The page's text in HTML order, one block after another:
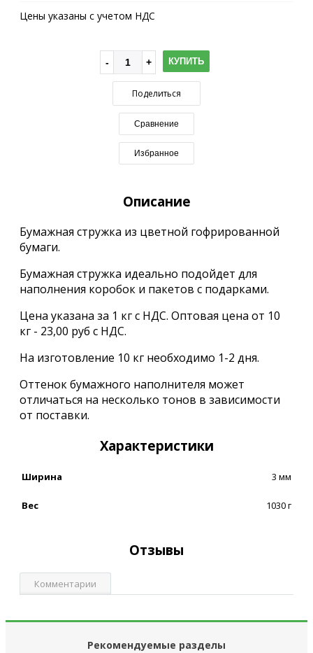
Цены указаны с учетом НДС
КУПИТЬ
Поделиться
Сравнение
Избранное
Описание
Бумажная стружка из цветной гофрированной
бумаги.
Бумажная стружка идеально подойдет для
наполнения коробок и пакетов с подарками.
Цена указана за 1 кг с НДС. Оптовая цена от 10
кг - 23,00 руб с НДС.
На изготовление 10 кг необходимо 1-2 дня.
Оттенок бумажного наполнителя может
отличаться на несколько тонов в зависимости
от поставки.
Характеристики
Ширина 3 мм
Вес 1030 г
Отзывы
Комментарии
Рекомендуемые разделы